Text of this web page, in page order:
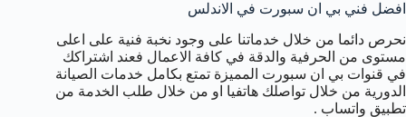
افضل فني بي ان سبورت في الاندلس
نحرص دائما من خلال خدماتنا على وجود نخبة فنية على اعلى
مستوى من الحرفية والدقة في كافة الاعمال فعند اشتراكك
في قنوات بي ان سبورت المميزة تمتع بكامل خدمات الصيانة
الدورية من خلال تواصلك هاتفيا او من خلال طلب الخدمة من
تطبيق واتساب .